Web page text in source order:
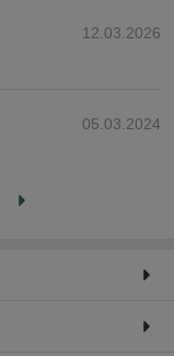
12.03.2026
05.03.2024